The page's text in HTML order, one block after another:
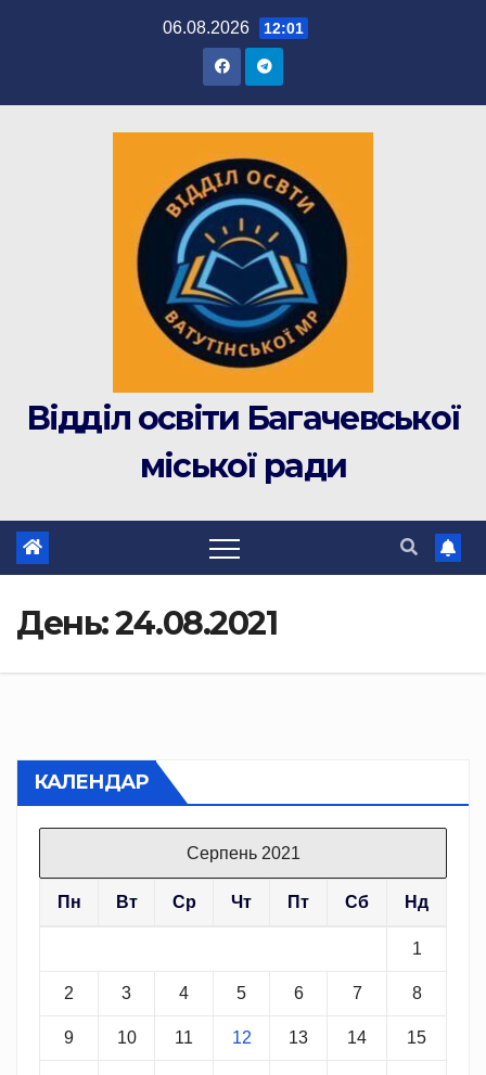
06.08.2026 12:01
Відділ освіти Багачевської
міської ради
День:24.08.2021
КАЛЕНДАР
Серпень 2021
Пн Вт Ср Чт Пт Сб Нд
1
2 3 4 5 6 7 8
9 10 11 12 13 14 15